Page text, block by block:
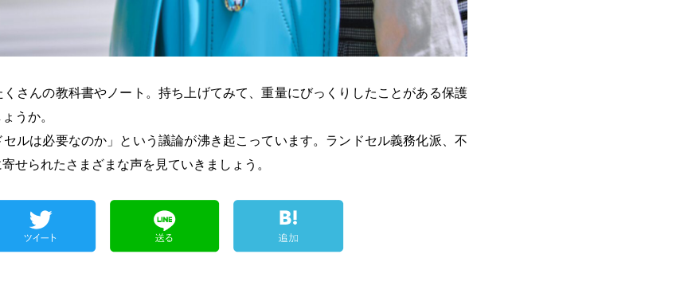
さんの教科書やノート。持ち上げてみて、重量にびっくりしたことがある保護
うか。
セルは必要なのか」という議論が沸き起こっています。ランドセル義務化派、不
せられたさまざまな声を見ていきましょう。